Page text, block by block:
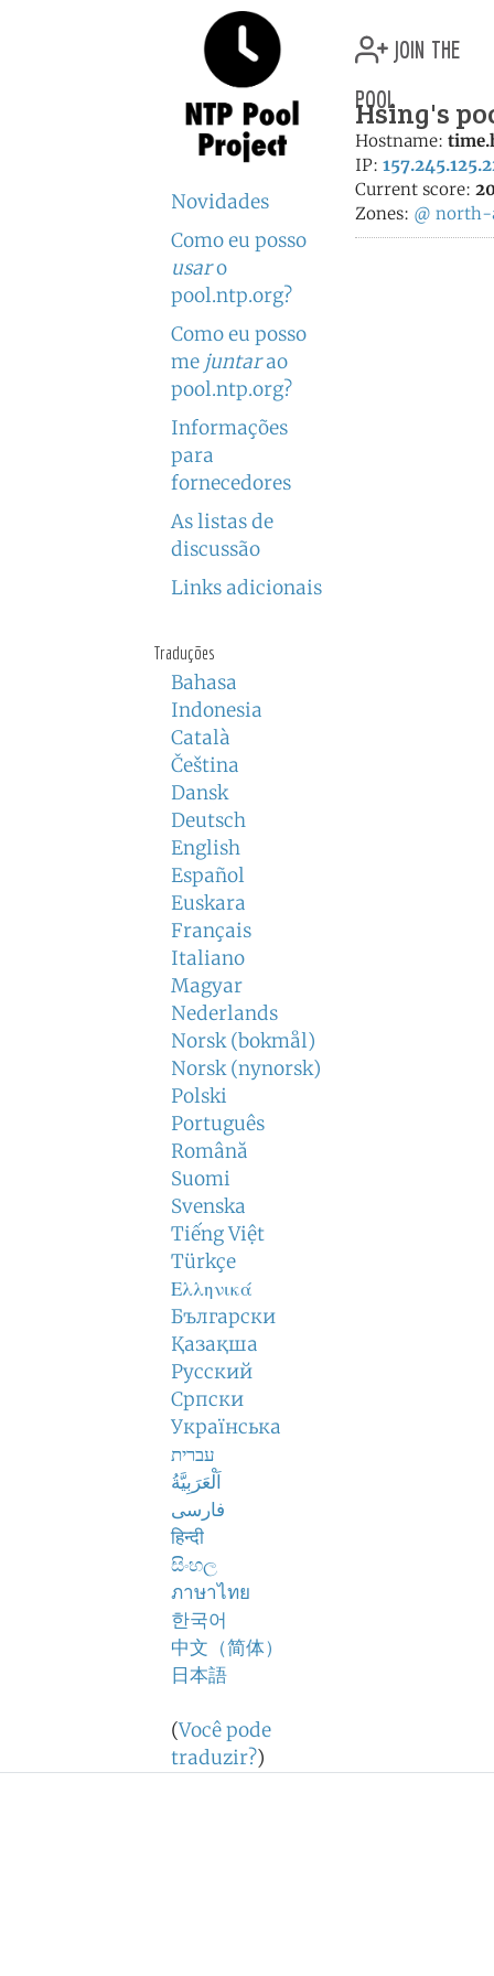
Novidades
Como eu posso
usaro
pool.ntp.org?
Como eu posso
me juntarao
pool.ntp.org?
Informações
para
fornecedores
As listas de
discussão
Links adicionais
Traduções
Bahasa
Indonesia
Català
Čeština
Dansk
Deutsch
English
Español
Euskara
Français
Italiano
Magyar
Nederlands
Norsk (bokmål)
Norsk (nynorsk)
Polski
Português
Română
Suomi
Svenska
Tiếng Việt
Türkçe
Ελληνικά
Български
Қазақша
Русский
Српски
Українська
עברית
اَلْعَرَبِيَّةُ
فارسی
हिन्दी
සිංහල
ภาษาไทย
한국어
中文（简体）
日本語
(Você pode
traduzir?)
join the
pool
Hsing's
Hostname:
IP:
Current score:
Zones: @ north-